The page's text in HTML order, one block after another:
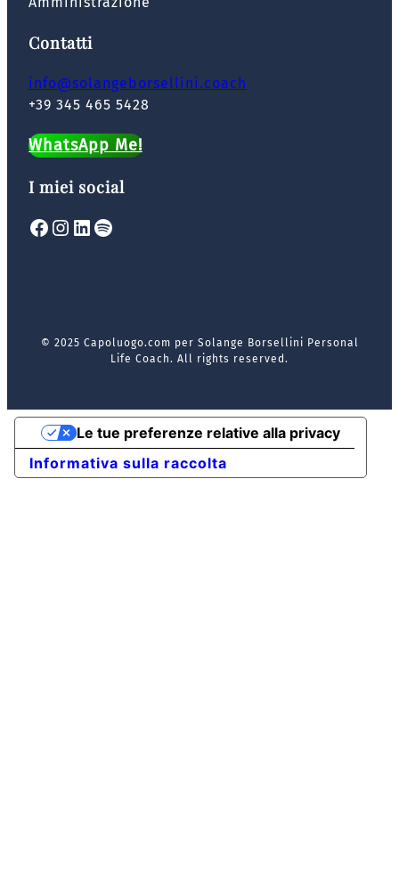
Contatti
info@solangeborsellini.coach
+39 345 465 5428
WhatsApp Me!
I miei social
Facebook Instagram LinkedIn Spotify
© 2025 Capoluogo.com per Solange Borsellini Personal
Life Coach. All rights reserved.
Informativa sulla raccolta
Le tue preferenze relative alla privacy